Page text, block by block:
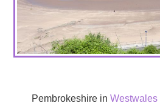
Pembrokeshire inWestwales